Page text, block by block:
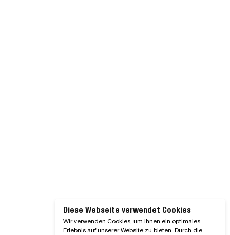
Diese Webseite verwendet Cookies
Wir verwenden Cookies, um Ihnen ein optimales
Erlebnis auf unserer Website zu bieten. Durch die